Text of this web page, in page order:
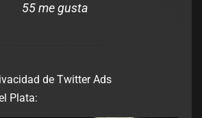
55 me gusta
de Twitter Ads
Plata: